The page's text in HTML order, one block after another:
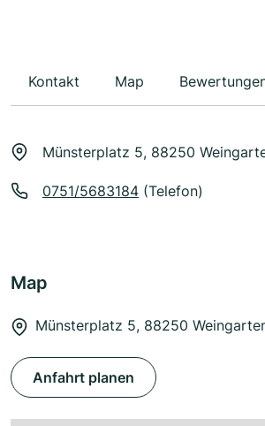
Kontakt Map
Münsterplatz 5, 88250
0751/5683184 (Telefon)
Map
Münsterplatz 5, 88250
Anfahrt planen